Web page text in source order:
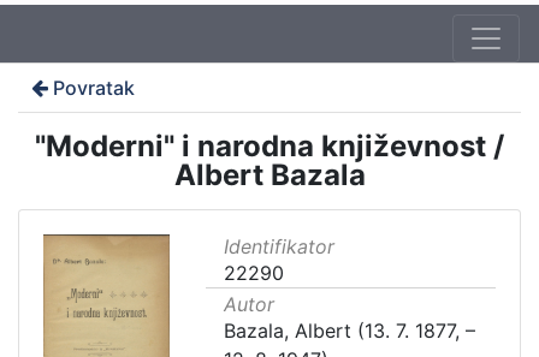
Povratak
"Moderni" i narodna književnost /
Albert Bazala
Identifikator
22290
Autor
Bazala, Albert (13. 7. 1877, –